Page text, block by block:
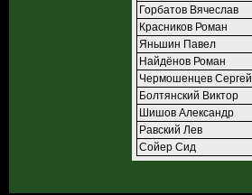
Горбатов Вячеслав
Красников Роман
Яньшин Павел
Найдёнов Роман
Чермошенцев Сергей
Болтянский Виктор
Шишов Александр
Равский Лев
Сойер Сид